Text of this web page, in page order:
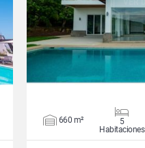
660 m²
5
Habitaciones